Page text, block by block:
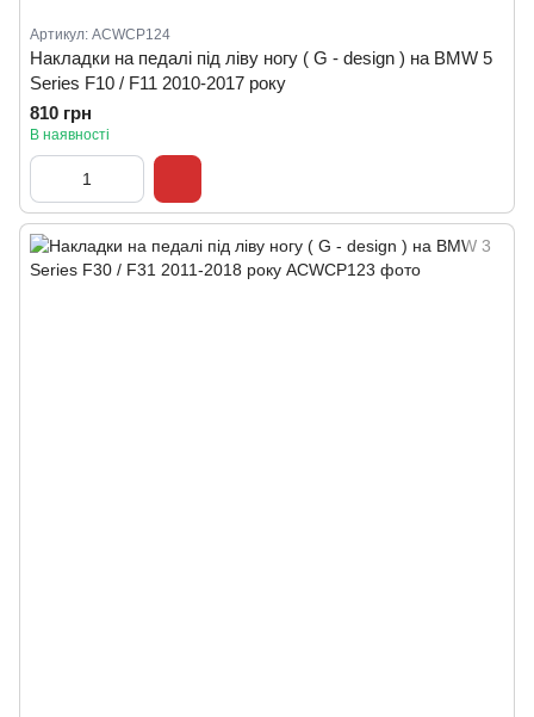
Артикул: ACWCP124
Накладки на педалі під ліву ногу ( G - design ) на BMW 5
Series F10 / F11 2010-2017 року
810 грн
В наявності